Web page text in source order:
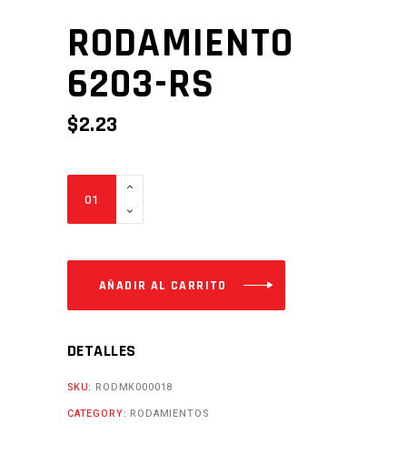
RODAMIENTO
6203-RS
$2.23
RODAMIENTO
Cantidad
AÑADIR AL CARRITO
DETALLES
SKU: RODMK000018
CATEGORY: RODAMIENTOS